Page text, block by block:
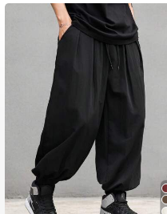
4.82 49K 팔로워
49K 팔로워
49K 팔로워
4.82 49K 팔로워